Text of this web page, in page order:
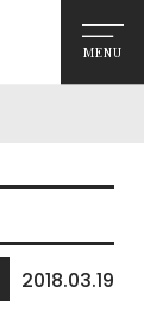
MENU
2018.03.19